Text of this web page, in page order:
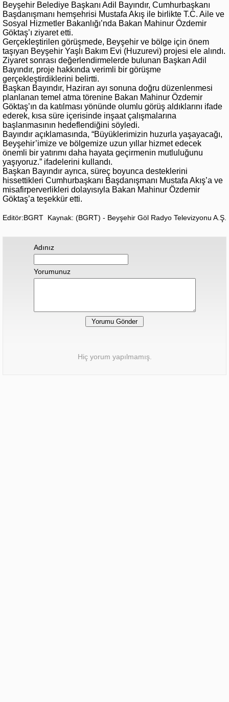
Beyşehir Belediye Başkanı Adil Bayındır, Cumhurbaşkanı
Başdanışmanı hemşehrisi Mustafa Akış ile birlikte T.C. Aile ve
Sosyal Hizmetler Bakanlığı’nda Bakan Mahinur Özdemir
Göktaş’ı ziyaret etti.
Gerçekleştirilen görüşmede, Beyşehir ve bölge için önem
taşıyan Beyşehir Yaşlı Bakım Evi (Huzurevi) projesi ele alındı.
Ziyaret sonrası değerlendirmelerde bulunan Başkan Adil
Bayındır, proje hakkında verimli bir görüşme
gerçekleştirdiklerini belirtti.
Başkan Bayındır, Haziran ayı sonuna doğru düzenlenmesi
planlanan temel atma törenine Bakan Mahinur Özdemir
Göktaş’ın da katılması yönünde olumlu görüş aldıklarını ifade
ederek, kısa süre içerisinde inşaat çalışmalarına
başlanmasının hedeflendiğini söyledi.
Bayındır açıklamasında, “Büyüklerimizin huzurla yaşayacağı,
Beyşehir’imize ve bölgemize uzun yıllar hizmet edecek
önemli bir yatırımı daha hayata geçirmenin mutluluğunu
yaşıyoruz.” ifadelerini kullandı.
Başkan Bayındır ayrıca, süreç boyunca desteklerini
hissettikleri Cumhurbaşkanı Başdanışmanı Mustafa Akış’a ve
misafirperverlikleri dolayısıyla Bakan Mahinur Özdemir
Göktaş’a teşekkür etti.
Editör:BGRT Kaynak: (BGRT) - Beyşehir Göl Radyo Televizyonu A.Ş.
Adınız
Yorumunuz
Hiç yorum yapılmamış.